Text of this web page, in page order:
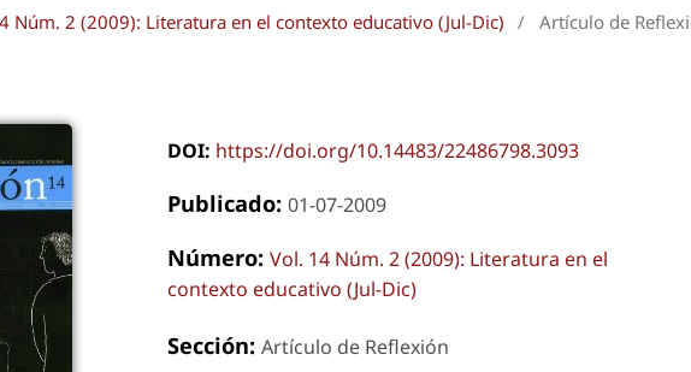
Núm. 2 (2009): Literatura en el contexto educativo (Jul-Dic) / Artículo de
DOI: https://doi.org/10.14483/22486798.3093
Publicado: 01-07-2009
Número: Vol. 14 Núm. 2 (2009): Literatura en el
contexto educativo (Jul-Dic)
Sección: Artículo de Reflexión